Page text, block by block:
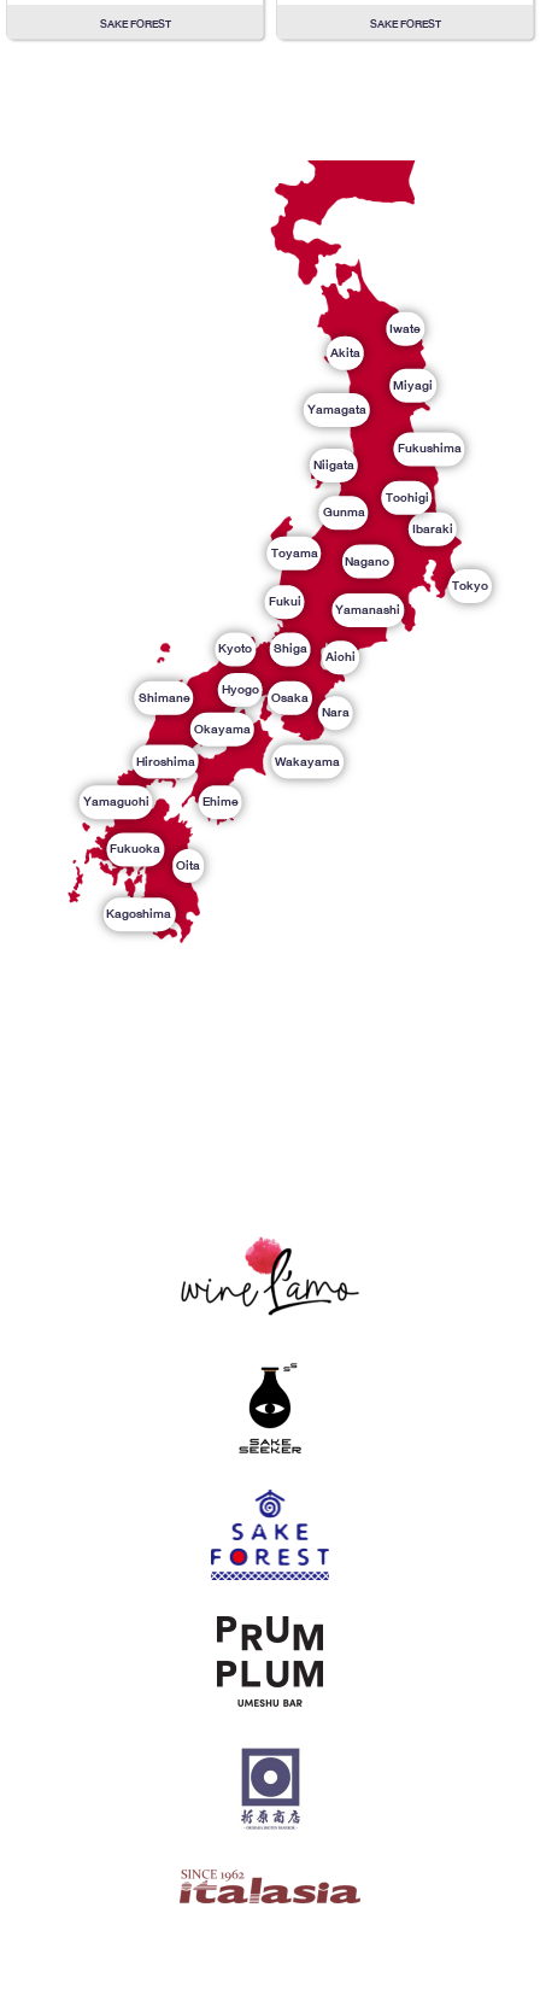
SAKE FOREST SAKE FOREST
Aichi
Akita
Ehime
Fukui
Fukuoka
Fukushima
Gunma
Kagoshima
Kyoto
Hiroshima
Hyogo
Ibaraki
Iwate
Miyagi
Nara
Nagano
Niigata
Oita
Okayama
Osaka
Shiga
Shimane
Tochigi
Tokyo
Toyama
Wakayama
Yamanashi
Yamagata
Yamaguchi